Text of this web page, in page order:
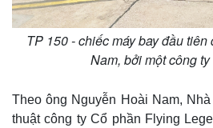
TP 150 - chiếc máy bay đầu
Nam, bởi một công
Theo ông Nguyễn Hoài Nam,
thuật công ty Cổ phần Flying